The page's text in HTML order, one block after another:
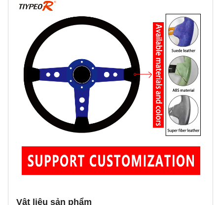
Vật liệu sản phẩm